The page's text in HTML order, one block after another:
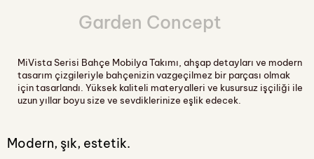
Garden Concept
MiVista Serisi Bahçe Mobilya Takımı, ahşap detayları ve modern
tasarım çizgileriyle bahçenizin vazgeçilmez bir parçası olmak
için tasarlandı. Yüksek kaliteli materyalleri ve kusursuz işçiliği ile
uzun yıllar boyu size ve sevdiklerinize eşlik edecek.
Modern, şık, estetik.